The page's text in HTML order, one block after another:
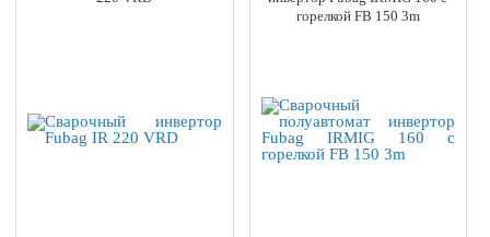
горелкой FB 150 3m